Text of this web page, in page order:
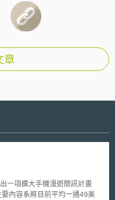
章
項擴大手機漫遊簡訊計畫
內容系將目前平均一通49美